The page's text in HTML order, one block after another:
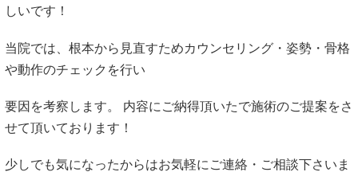
しいです！
当院では、根本から見直すためカウンセリング・姿勢・骨格
や動作のチェックを行い
要因を考察します。 内容にご納得頂いたで施術のご提案をさ
せて頂いております！
少しでも気になったからはお気軽にご連絡・ご相談下さいま